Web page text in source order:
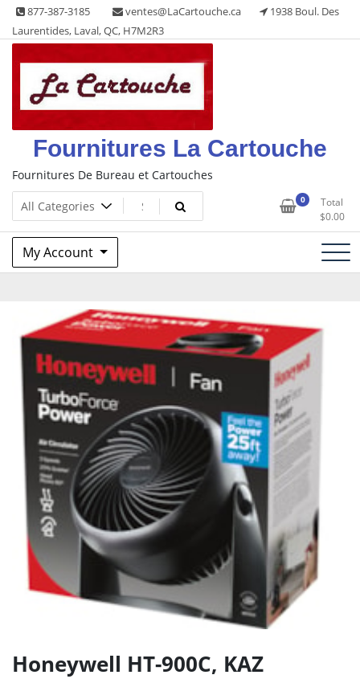
Skip
content
877-387-3185 ventes@LaCartouche.ca
1938 Boul. Des
Laurentides, Laval, QC, H7M2R3
Fournitures La Cartouche
Fournitures De Bureau et Cartouches
0
Total
$0.00
My Account
Honeywell HT-900C, KAZ